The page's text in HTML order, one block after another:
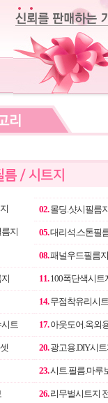
02.몰딩.샷시필름
지 05.대리석.스톤필
08.패널우드필름지
11.100폭단색시트
14.무점착유리시
트 17.아웃도어.옥외
20.광고용.DIY시트
23.시트.필름.마루
26.리무벌시트지